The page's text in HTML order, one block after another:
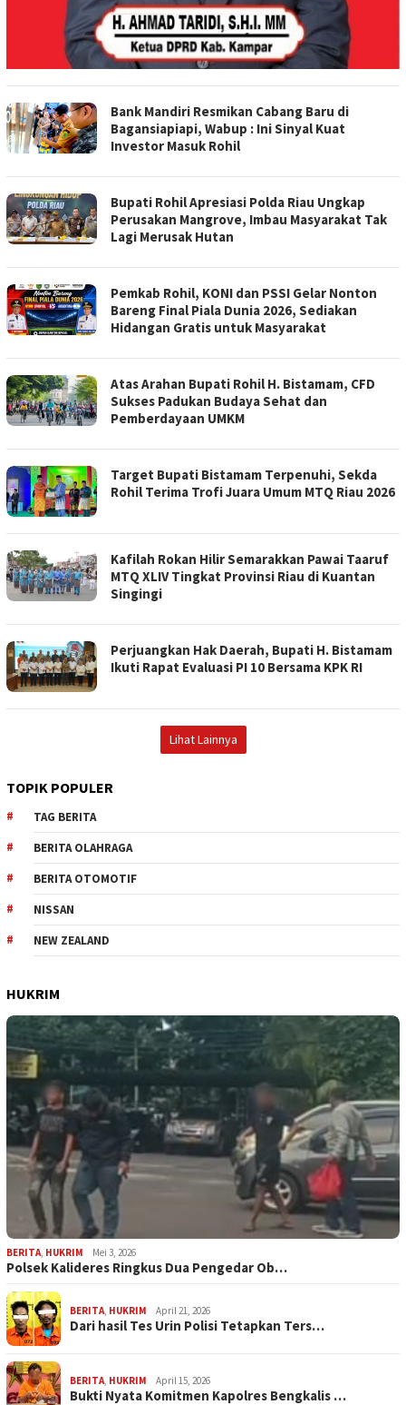
Bank Mandiri Resmikan Cabang Baru di
Bagansiapiapi, Wabup : Ini Sinyal Kuat
Investor Masuk Rohil
Bupati Rohil Apresiasi Polda Riau Ungkap
Perusakan Mangrove, Imbau Masyarakat Tak
Lagi Merusak Hutan
Pemkab Rohil, KONI dan PSSI Gelar Nonton
Bareng Final Piala Dunia 2026, Sediakan
Hidangan Gratis untuk Masyarakat
Atas Arahan Bupati Rohil H. Bistamam, CFD
Sukses Padukan Budaya Sehat dan
Pemberdayaan UMKM
Target Bupati Bistamam Terpenuhi, Sekda
Rohil Terima Trofi Juara Umum MTQ Riau 2026
Kafilah Rokan Hilir Semarakkan Pawai Taaruf
MTQ XLIV Tingkat Provinsi Riau di Kuantan
Singingi
Perjuangkan Hak Daerah, Bupati H. Bistamam
Ikuti Rapat Evaluasi PI 10 Bersama KPK RI
Lihat Lainnya
TOPIK POPULER
TAG BERITA
BERITA OLAHRAGA
BERITA OTOMOTIF
NISSAN
NEW ZEALAND
HUKRIM
BERITA HUKRIM Mei 3, 2026
Polsek Kalideres Ringkus Dua Pengedar Ob…
BERITA HUKRIM April 21, 2026
Dari hasil Tes Urin Polisi Tetapkan Ters…
BERITA HUKRIM April 15, 2026
Bukti Nyata Komitmen Kapolres Bengkalis …